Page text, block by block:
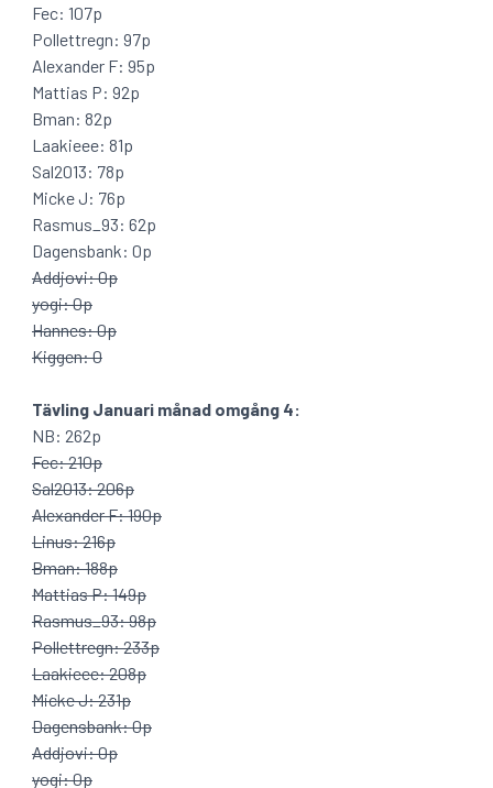
Fec: 107p
Pollettregn: 97p
Alexander F: 95p
Mattias P: 92p
Bman: 82p
Laakieee: 81p
Sal2013: 78p
Micke J: 76p
Rasmus_93: 62p
Dagensbank: 0p
Addjovi: 0p
yogi: 0p
Hannes: 0p
Kiggen: 0
Tävling Januari månad omgång 4:
NB: 262p
Fec: 210p
Sal2013: 206p
Alexander F: 190p
Linus: 216p
Bman: 188p
Mattias P: 149p
Rasmus_93: 98p
Pollettregn: 233p
Laakieee: 208p
Micke J: 231p
Dagensbank: 0p
Addjovi: 0p
yogi: 0p